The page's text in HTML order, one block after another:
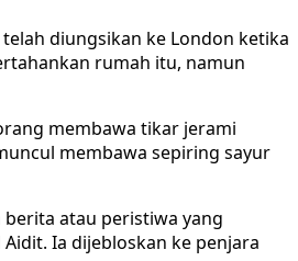
diungsikan ke London ketika
rumah itu, namun
membawa tikar jerami
membawa sepiring sayur
atau peristiwa yang
Ia dijebloskan ke penjara